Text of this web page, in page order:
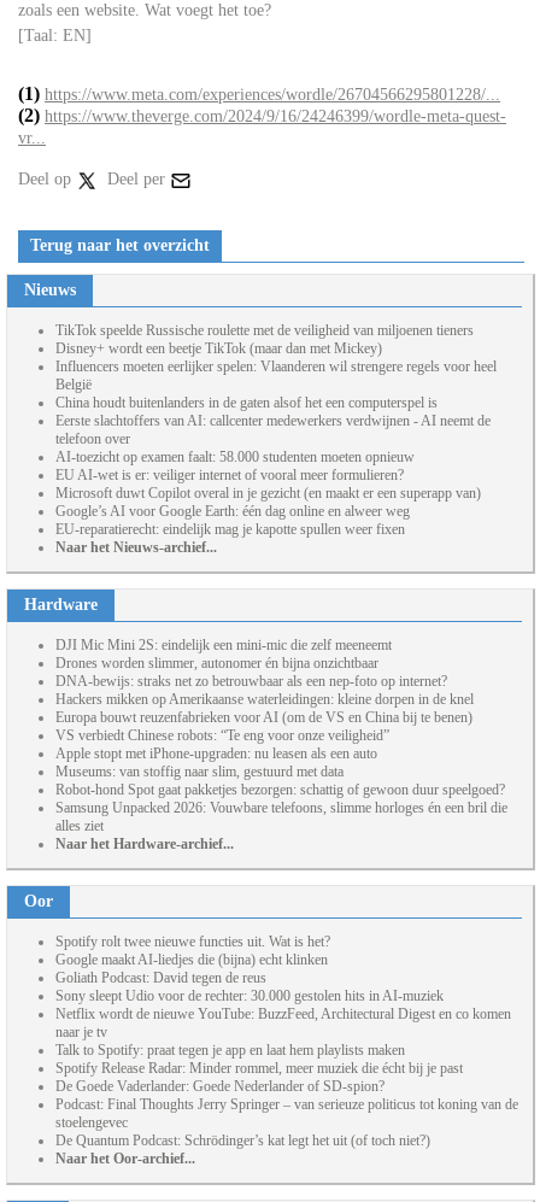
zoals een website. Wat voegt het toe?
[Taal: EN]
(1) https://www.meta.com/experiences/wordle/26704566295801228/...
(2) https://www.theverge.com/2024/9/16/24246399/wordle-meta-quest-
vr...
Deel op Deel per
Terug naar het overzicht
Nieuws
TikTok speelde Russische roulette met de veiligheid van miljoenen tieners
Disney+ wordt een beetje TikTok (maar dan met Mickey)
Influencers moeten eerlijker spelen: Vlaanderen wil strengere regels voor heel
België
China houdt buitenlanders in de gaten alsof het een computerspel is
Eerste slachtoffers van AI: callcenter medewerkers verdwijnen - AI neemt de
telefoon over
AI-toezicht op examen faalt: 58.000 studenten moeten opnieuw
EU AI-wet is er: veiliger internet of vooral meer formulieren?
Microsoft duwt Copilot overal in je gezicht (en maakt er een superapp van)
Google’s AI voor Google Earth: één dag online en alweer weg
EU-reparatierecht: eindelijk mag je kapotte spullen weer fixen
Naar het Nieuws-archief...
Hardware
DJI Mic Mini 2S: eindelijk een mini-mic die zelf meeneemt
Drones worden slimmer, autonomer én bijna onzichtbaar
DNA-bewijs: straks net zo betrouwbaar als een nep-foto op internet?
Hackers mikken op Amerikaanse waterleidingen: kleine dorpen in de knel
Europa bouwt reuzenfabrieken voor AI (om de VS en China bij te benen)
VS verbiedt Chinese robots: “Te eng voor onze veiligheid”
Apple stopt met iPhone-upgraden: nu leasen als een auto
Museums: van stoffig naar slim, gestuurd met data
Robot-hond Spot gaat pakketjes bezorgen: schattig of gewoon duur speelgoed?
Samsung Unpacked 2026: Vouwbare telefoons, slimme horloges én een bril die
alles ziet
Naar het Hardware-archief...
Oor
Spotify rolt twee nieuwe functies uit. Wat is het?
Google maakt AI-liedjes die (bijna) echt klinken
Goliath Podcast: David tegen de reus
Sony sleept Udio voor de rechter: 30.000 gestolen hits in AI-muziek
Netflix wordt de nieuwe YouTube: BuzzFeed, Architectural Digest en co komen
naar je tv
Talk to Spotify: praat tegen je app en laat hem playlists maken
Spotify Release Radar: Minder rommel, meer muziek die écht bij je past
De Goede Vaderlander: Goede Nederlander of SD-spion?
Podcast: Final Thoughts Jerry Springer – van serieuze politicus tot koning van de
stoelengevec
De Quantum Podcast: Schrödinger’s kat legt het uit (of toch niet?)
Naar het Oor-archief...